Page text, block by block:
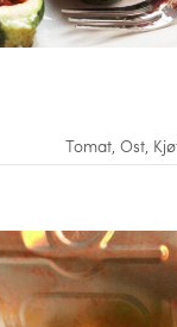
Tomat Ost